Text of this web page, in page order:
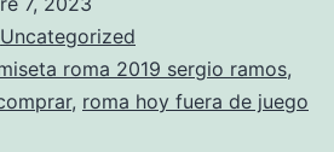
Uncategorized
roma 2019 sergio ramos,
, roma hoy fuera de juego